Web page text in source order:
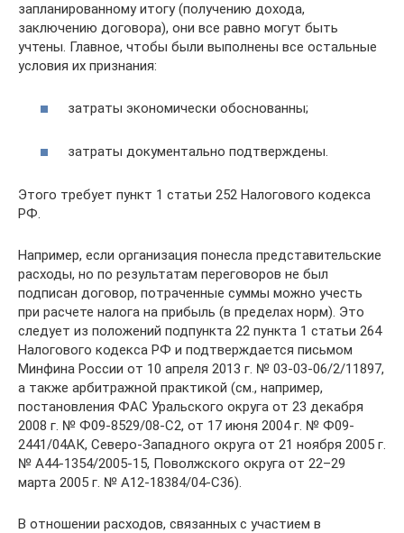
запланированному итогу (получению дохода,
заключению договора), они все равно могут быть
учтены. Главное, чтобы были выполнены все остальные
условия их признания:
затраты экономически обоснованны;
затраты документально подтверждены.
Этого требует пункт 1 статьи 252 Налогового кодекса
РФ.
Например, если организация понесла представительские
расходы, но по результатам переговоров не был
подписан договор, потраченные суммы можно учесть
при расчете налога на прибыль (в пределах норм). Это
следует из положений подпункта 22 пункта 1 статьи 264
Налогового кодекса РФ и подтверждается письмом
Минфина России от 10 апреля 2013 г. № 03-03-06/2/11897,
а также арбитражной практикой (см., например,
постановления ФАС Уральского округа от 23 декабря
2008 г. № Ф09-8529/08-С2, от 17 июня 2004 г. № Ф09-
2441/04АК, Северо-Западного округа от 21 ноября 2005 г.
№ А44-1354/2005-15, Поволжского округа от 22–29
марта 2005 г. № А12-18384/04-С36).
В отношении расходов, связанных с участием в